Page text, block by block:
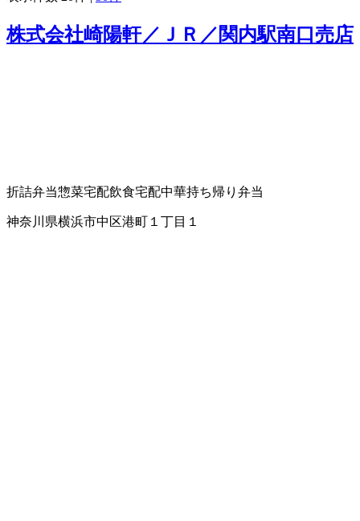
株式会社崎陽軒／ＪＲ／関内駅南口売店
折詰弁当惣菜宅配飲食宅配中華持ち帰り弁当
神奈川県横浜市中区港町１丁目１